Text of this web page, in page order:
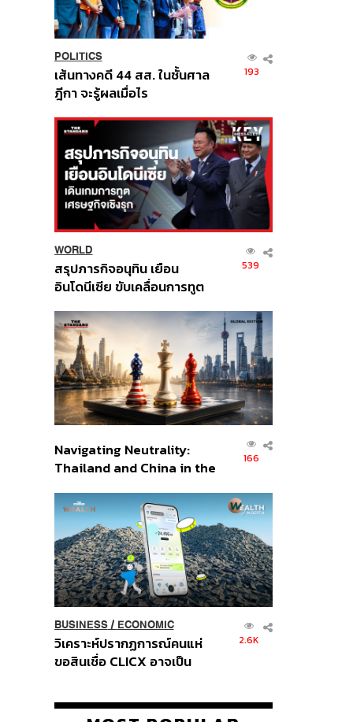
POLITICS
เส้นทางคดี 44 สส. ในชั้นศาล
ฎีกา จะรู้ผลเมื่อไร
193
WORLD
สรุปภารกิจอนุทิน เยือน
อินโดนีเซีย ขับเคลื่อนการทูต
ส่วนยุทธศาสตร์ไทย –
อินโดนีเซีย
539
Navigating Neutrality:
Thailand and China in the
Order
166
BUSINESS/ ECONOMIC
วิเคราะห์ปรากฏการณ์คนแห่
ขอสินเชื่อ CLICX อาจเป็น
ปัญหาหนี้ครัวเรือนไทยที่ถูกซุก
2.6K